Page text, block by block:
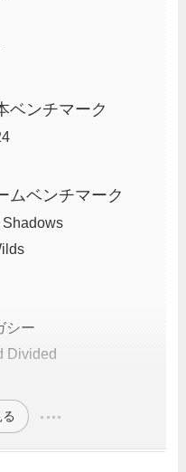
ベンチマーク
ムベンチマーク
Shadows
シー
Divided